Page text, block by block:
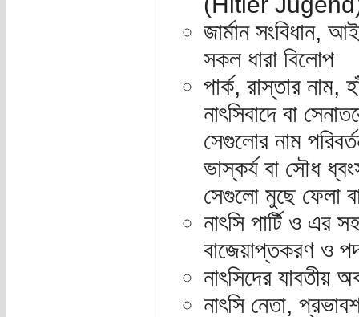
জার্মান সংবিধান,
সকল ধারা বিলোপ
পার্ক, রাস্তার নাম,
নাৎসিবাদে বা
সেগুলোর নাম
ভাস্কর্য বা সৌধ
সেগুলো মুছে ফেলা
নাৎসি পার্টি ও এর
বাজেয়াপ্তকরণ ও
নাৎসিদের যাবতীয়
নাৎসি নেতা,